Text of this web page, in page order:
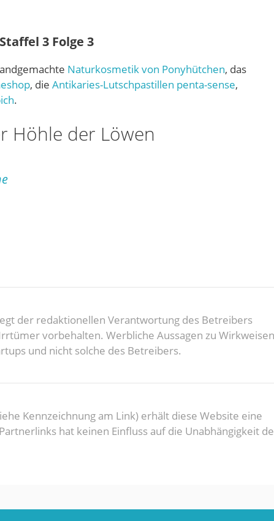
3 Folge 3
Naturkosmetik von Ponyhütchen, das
, die Antikaries-Lutschpastillen penta-sense,
.
Höhle der Löwen
der redaktionellen Verantwortung des Betreibers
vorbehalten. Werbliche Aussagen zu Wirkweisen
und nicht solche des Betreibers.
Kennzeichnung am Link) erhält diese Website eine
hat keinen Einfluss auf die Unabhängigkeit